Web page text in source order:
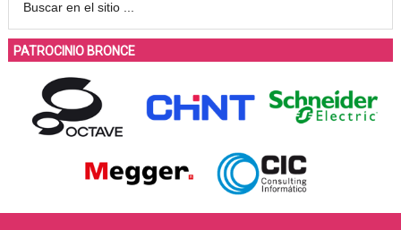
PATROCINIO BRONCE